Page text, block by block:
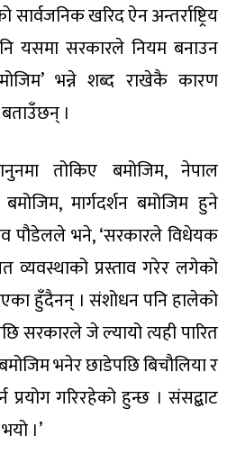
खरिद ऐन अन्तर्राष्ट्रिय
यसमा सरकारले नियम बनाउन
भन्ने शब्द राखेकै कारण
।
तोकिए बमोजिम, नेपाल
मार्गदर्शन बमोजिम हुने
पौडेलले भने, ‘सरकारले विधेयक
व्यवस्थाको प्रस्ताव गरेर लगेको
हुँदैनन् । संशोधन पनि हालेको
सरकारले जे ल्यायो त्यही पारित
भनेर छाडेपछि बिचौलिया र
प्रयोग गरिरहेको हुन्छ । संसद्बाट
।’